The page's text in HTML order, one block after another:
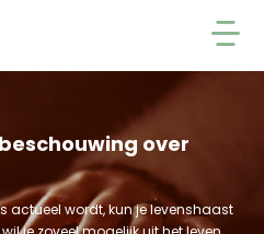
over
actueel wordt, kun je levenshaast